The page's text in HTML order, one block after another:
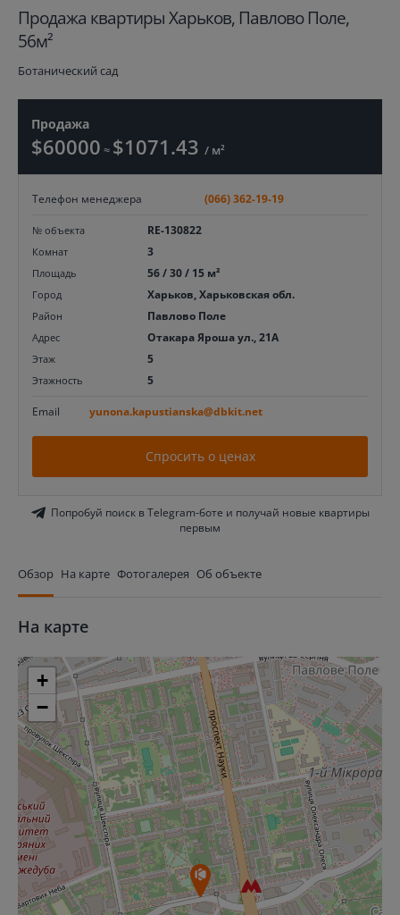
Продажа квартиры Харьков, Павлово Поле,
56м²
Ботанический сад
Продажа
$60000 ≈ $1071.43 / м²
Телефон менеджера (066) 362-19-19
№ объекта RE-130822
Комнат 3
Площадь 56 / 30 / 15 м²
Город Харьков, Харьковская обл.
Район Павлово Поле
Адрес Отакара Яроша ул., 21А
Этаж 5
Этажность 5
Email yunona.kapustianska@dbkit.net
Спросить о ценах
Попробуй поиск в Telegram-боте и получай новые квартиры
первым
Обзор На карте Фотогалерея Об объекте
На карте
+
−